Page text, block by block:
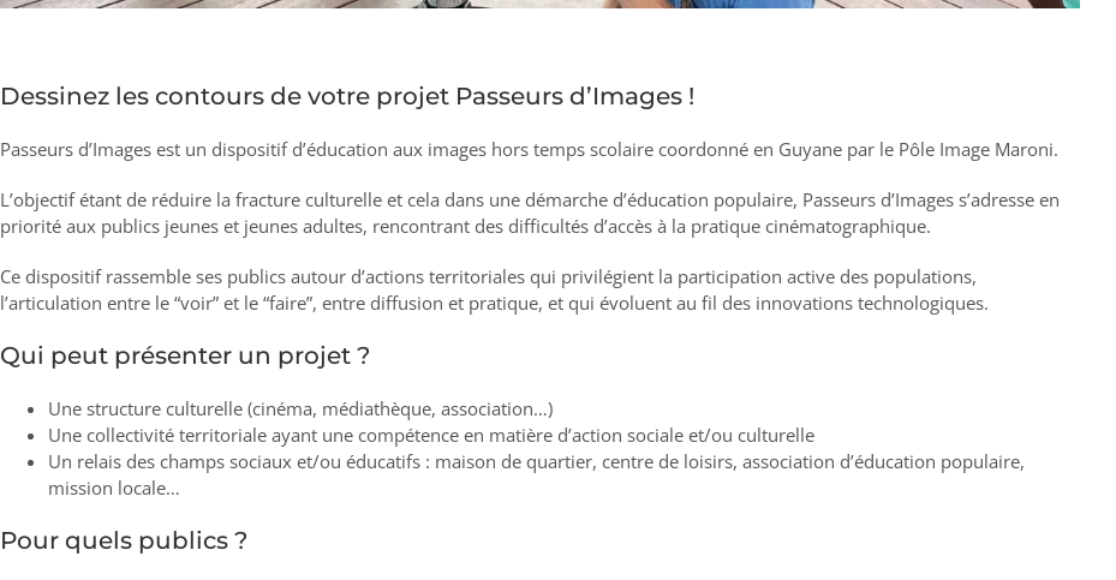
Dessinez les contours de votre projet Passeurs d’Images !
Passeurs d’Images est un dispositif d’éducation aux images hors temps scolaire coordonné en Guyane par le Pôle Image Maroni.
L’objectif étant de réduire la fracture culturelle et cela dans une démarche d’éducation populaire, Passeurs d’Images s’adresse en
priorité aux publics jeunes et jeunes adultes, rencontrant des difficultés d’accès à la pratique cinématographique.
Ce dispositif rassemble ses publics autour d’actions territoriales qui privilégient la participation active des populations,
l’articulation entre le “voir” et le “faire”, entre diffusion et pratique, et qui évoluent au fil des innovations technologiques.
Qui peut présenter un projet ?
Une structure culturelle (cinéma, médiathèque, association…)
Une collectivité territoriale ayant une compétence en matière d’action sociale et/ou culturelle
Un relais des champs sociaux et/ou éducatifs : maison de quartier, centre de loisirs, association d’éducation populaire,
mission locale…
Pour quels publics ?